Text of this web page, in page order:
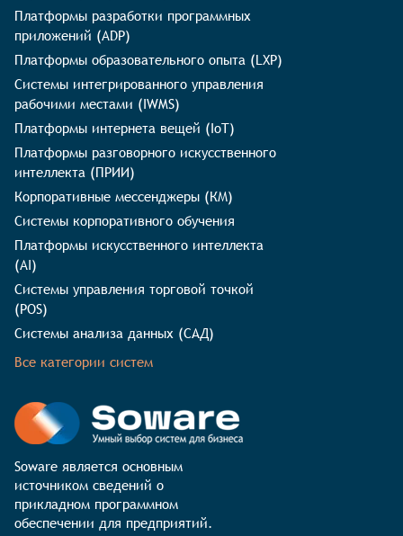
Платформы разработки программных
приложений (ADP)
Платформы образовательного опыта (LXP)
Системы интегрированного управления
рабочими местами (IWMS)
Платформы интернета вещей (IoT)
Платформы разговорного искусственного
интеллекта (ПРИИ)
Корпоративные мессенджеры (КМ)
Системы корпоративного обучения
Платформы искусственного интеллекта
(AI)
Системы управления торговой точкой
(POS)
Системы анализа данных (САД)
Все категории систем
Soware является основным
источником сведений о
прикладном программном
обеспечении для предприятий.